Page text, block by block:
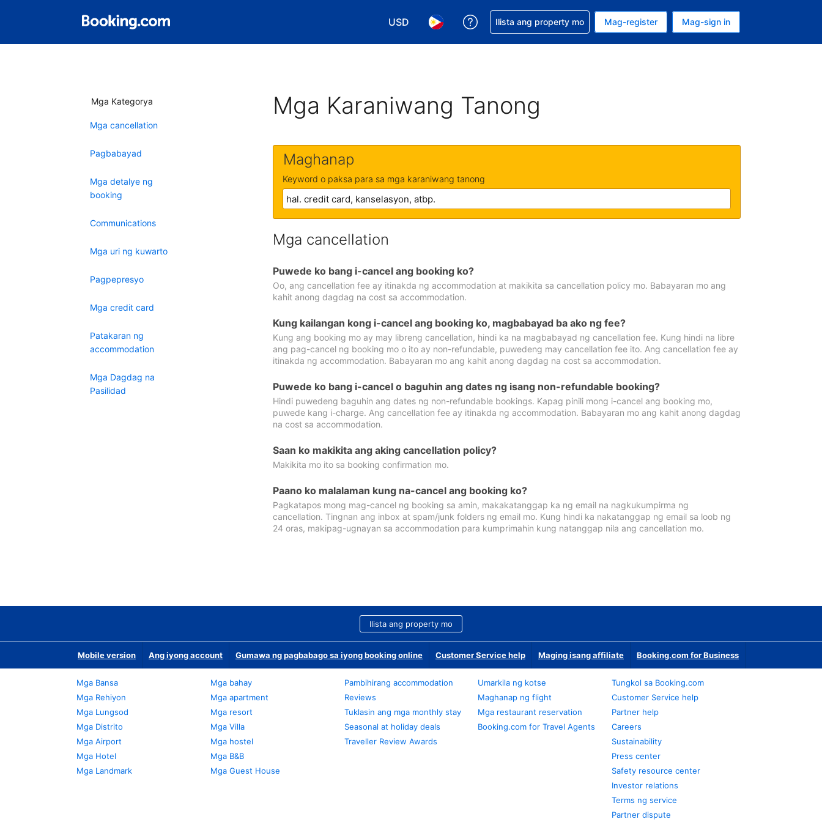
USD
Pumili ng currency mo. USD ang currency mo ngayon
Pumili ng wika mo. Filipino ang wika mo ngayon
Makakuha ng tulong sa reservation mo
Ilista ang property mo Mag-register Mag-sign in
Mga Kategorya
Mga cancellation
Pagbabayad
Mga detalye ng
booking
Communications
Mga uri ng kuwarto
Pagpepresyo
Mga credit card
Patakaran ng
accommodation
Mga Dagdag na
Pasilidad
Mga Karaniwang Tanong
Maghanap
Keyword o paksa para sa mga karaniwang tanong
Mga cancellation
Puwede ko bang i-cancel ang booking ko?
Oo, ang cancellation fee ay itinakda ng accommodation at makikita sa cancellation policy mo. Babayaran mo ang
kahit anong dagdag na cost sa accommodation.
Kung kailangan kong i-cancel ang booking ko, magbabayad ba ako ng fee?
Kung ang booking mo ay may libreng cancellation, hindi ka na magbabayad ng cancellation fee. Kung hindi na libre
ang pag-cancel ng booking mo o ito ay non-refundable, puwedeng may cancellation fee ito. Ang cancellation fee ay
itinakda ng accommodation. Babayaran mo ang kahit anong dagdag na cost sa accommodation.
Puwede ko bang i-cancel o baguhin ang dates ng isang non-refundable booking?
Hindi puwedeng baguhin ang dates ng non-refundable bookings. Kapag pinili mong i-cancel ang booking mo,
puwede kang i-charge. Ang cancellation fee ay itinakda ng accommodation. Babayaran mo ang kahit anong dagdag
na cost sa accommodation.
Saan ko makikita ang aking cancellation policy?
Makikita mo ito sa booking confirmation mo.
Paano ko malalaman kung na-cancel ang booking ko?
Pagkatapos mong mag-cancel ng booking sa amin, makakatanggap ka ng email na nagkukumpirma ng
cancellation. Tingnan ang inbox at spam/junk folders ng email mo. Kung hindi ka nakatanggap ng email sa loob ng
24 oras, makipag-ugnayan sa accommodation para kumprimahin kung natanggap nila ang cancellation mo.
Ilista ang property mo
Mobile version Ang iyong account Gumawa ng pagbabago sa iyong booking online Customer Service help Maging isang affiliate Booking.com for Business
Mga Bansa
Mga Rehiyon
Mga Lungsod
Mga Distrito
Mga Airport
Mga Hotel
Mga Landmark
Mga bahay
Mga apartment
Mga resort
Mga Villa
Mga hostel
Mga B&B
Mga Guest House
Pambihirang accommodation
Reviews
Tuklasin ang mga monthly stay
Seasonal at holiday deals
Traveller Review Awards
Umarkila ng kotse
Maghanap ng flight
Mga restaurant reservation
Booking.com for Travel Agents
Tungkol sa Booking.com
Customer Service help
Partner help
Careers
Sustainability
Press center
Safety resource center
Investor relations
Terms ng service
Partner dispute